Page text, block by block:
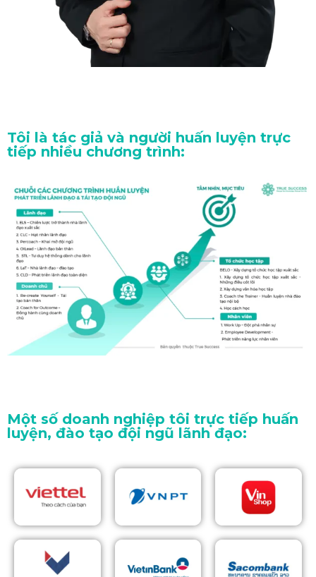
Tôi là tác giả và người huấn luyện trực
tiếp nhiều chương trình:
Một số doanh nghiệp tôi trực tiếp huấn
luyện, đào tạo đội ngũ lãnh đạo: